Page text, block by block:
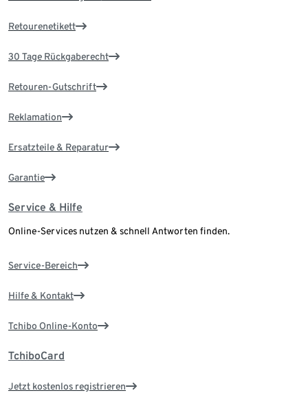
Retourenetikett
30 Tage Rückgaberecht
Retouren-Gutschrift
Reklamation
Ersatzteile & Reparatur
Garantie
Service & Hilfe
Online-Services nutzen & schnell Antworten finden.
Service-Bereich
Hilfe & Kontakt
Tchibo Online-Konto
TchiboCard
Jetzt kostenlos registrieren